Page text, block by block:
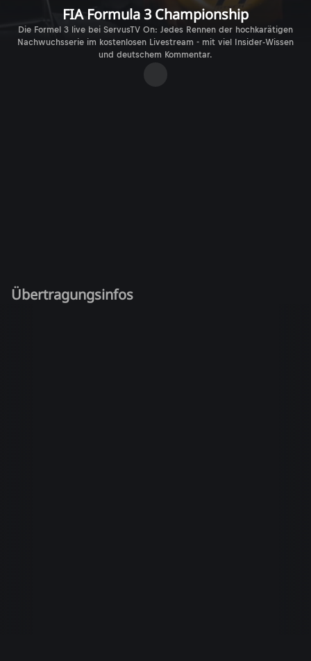
FIA Formula 3 Championship
Die Formel 3 live bei ServusTV On: Jedes Rennen der hochkarätigen
Nachwuchsserie im kostenlosen Livestream - mit viel Insider-Wissen
und deutschem Kommentar.
Übertragungsinfos